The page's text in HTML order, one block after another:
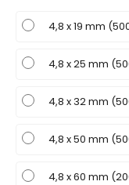
4,8 x 19 mm
4,8 x 25 mm
4,8 x 32 mm
4,8 x 50 mm
4,8 x 60 mm